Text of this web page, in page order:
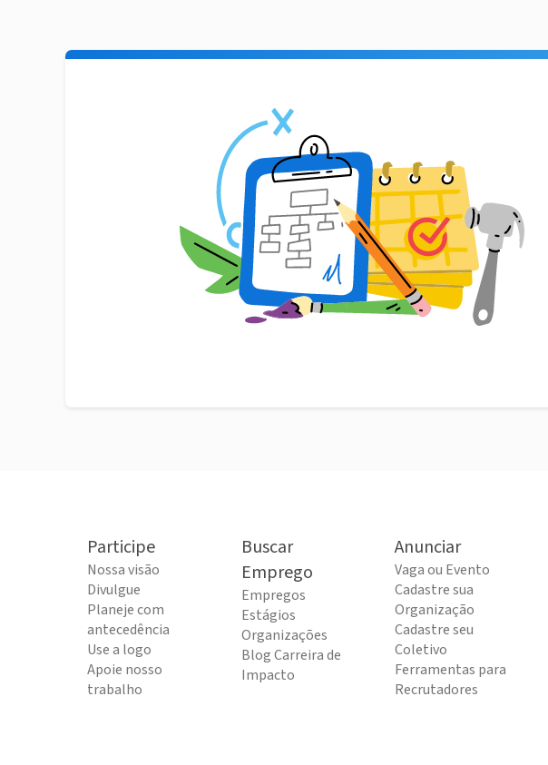
Participe
Nossa visão
Divulgue
Planeje com
antecedência
Use a logo
Apoie nosso
trabalho
Buscar
Emprego
Empregos
Estágios
Organizações
Blog Carreira de
Impacto
Anunciar
Vaga ou Evento
Cadastre sua
Organização
Cadastre seu
Coletivo
Ferramentas para
Recrutadores